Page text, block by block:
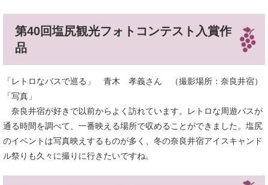
第40回塩尻観光フォトコンテスト入賞作
品
「レトロなバスで巡る」 青木 孝義さん （撮影場所：奈良井宿）
「写真」
奈良井宿が好きで以前からよく訪れています。レトロな周遊バスが
通る時間を調べて、一番映える場所で収めることができました。塩尻
のイベントは写真映えするものが多く、冬の奈良井宿アイスキャンド
ル祭りも久々に撮りに行きたいですね。